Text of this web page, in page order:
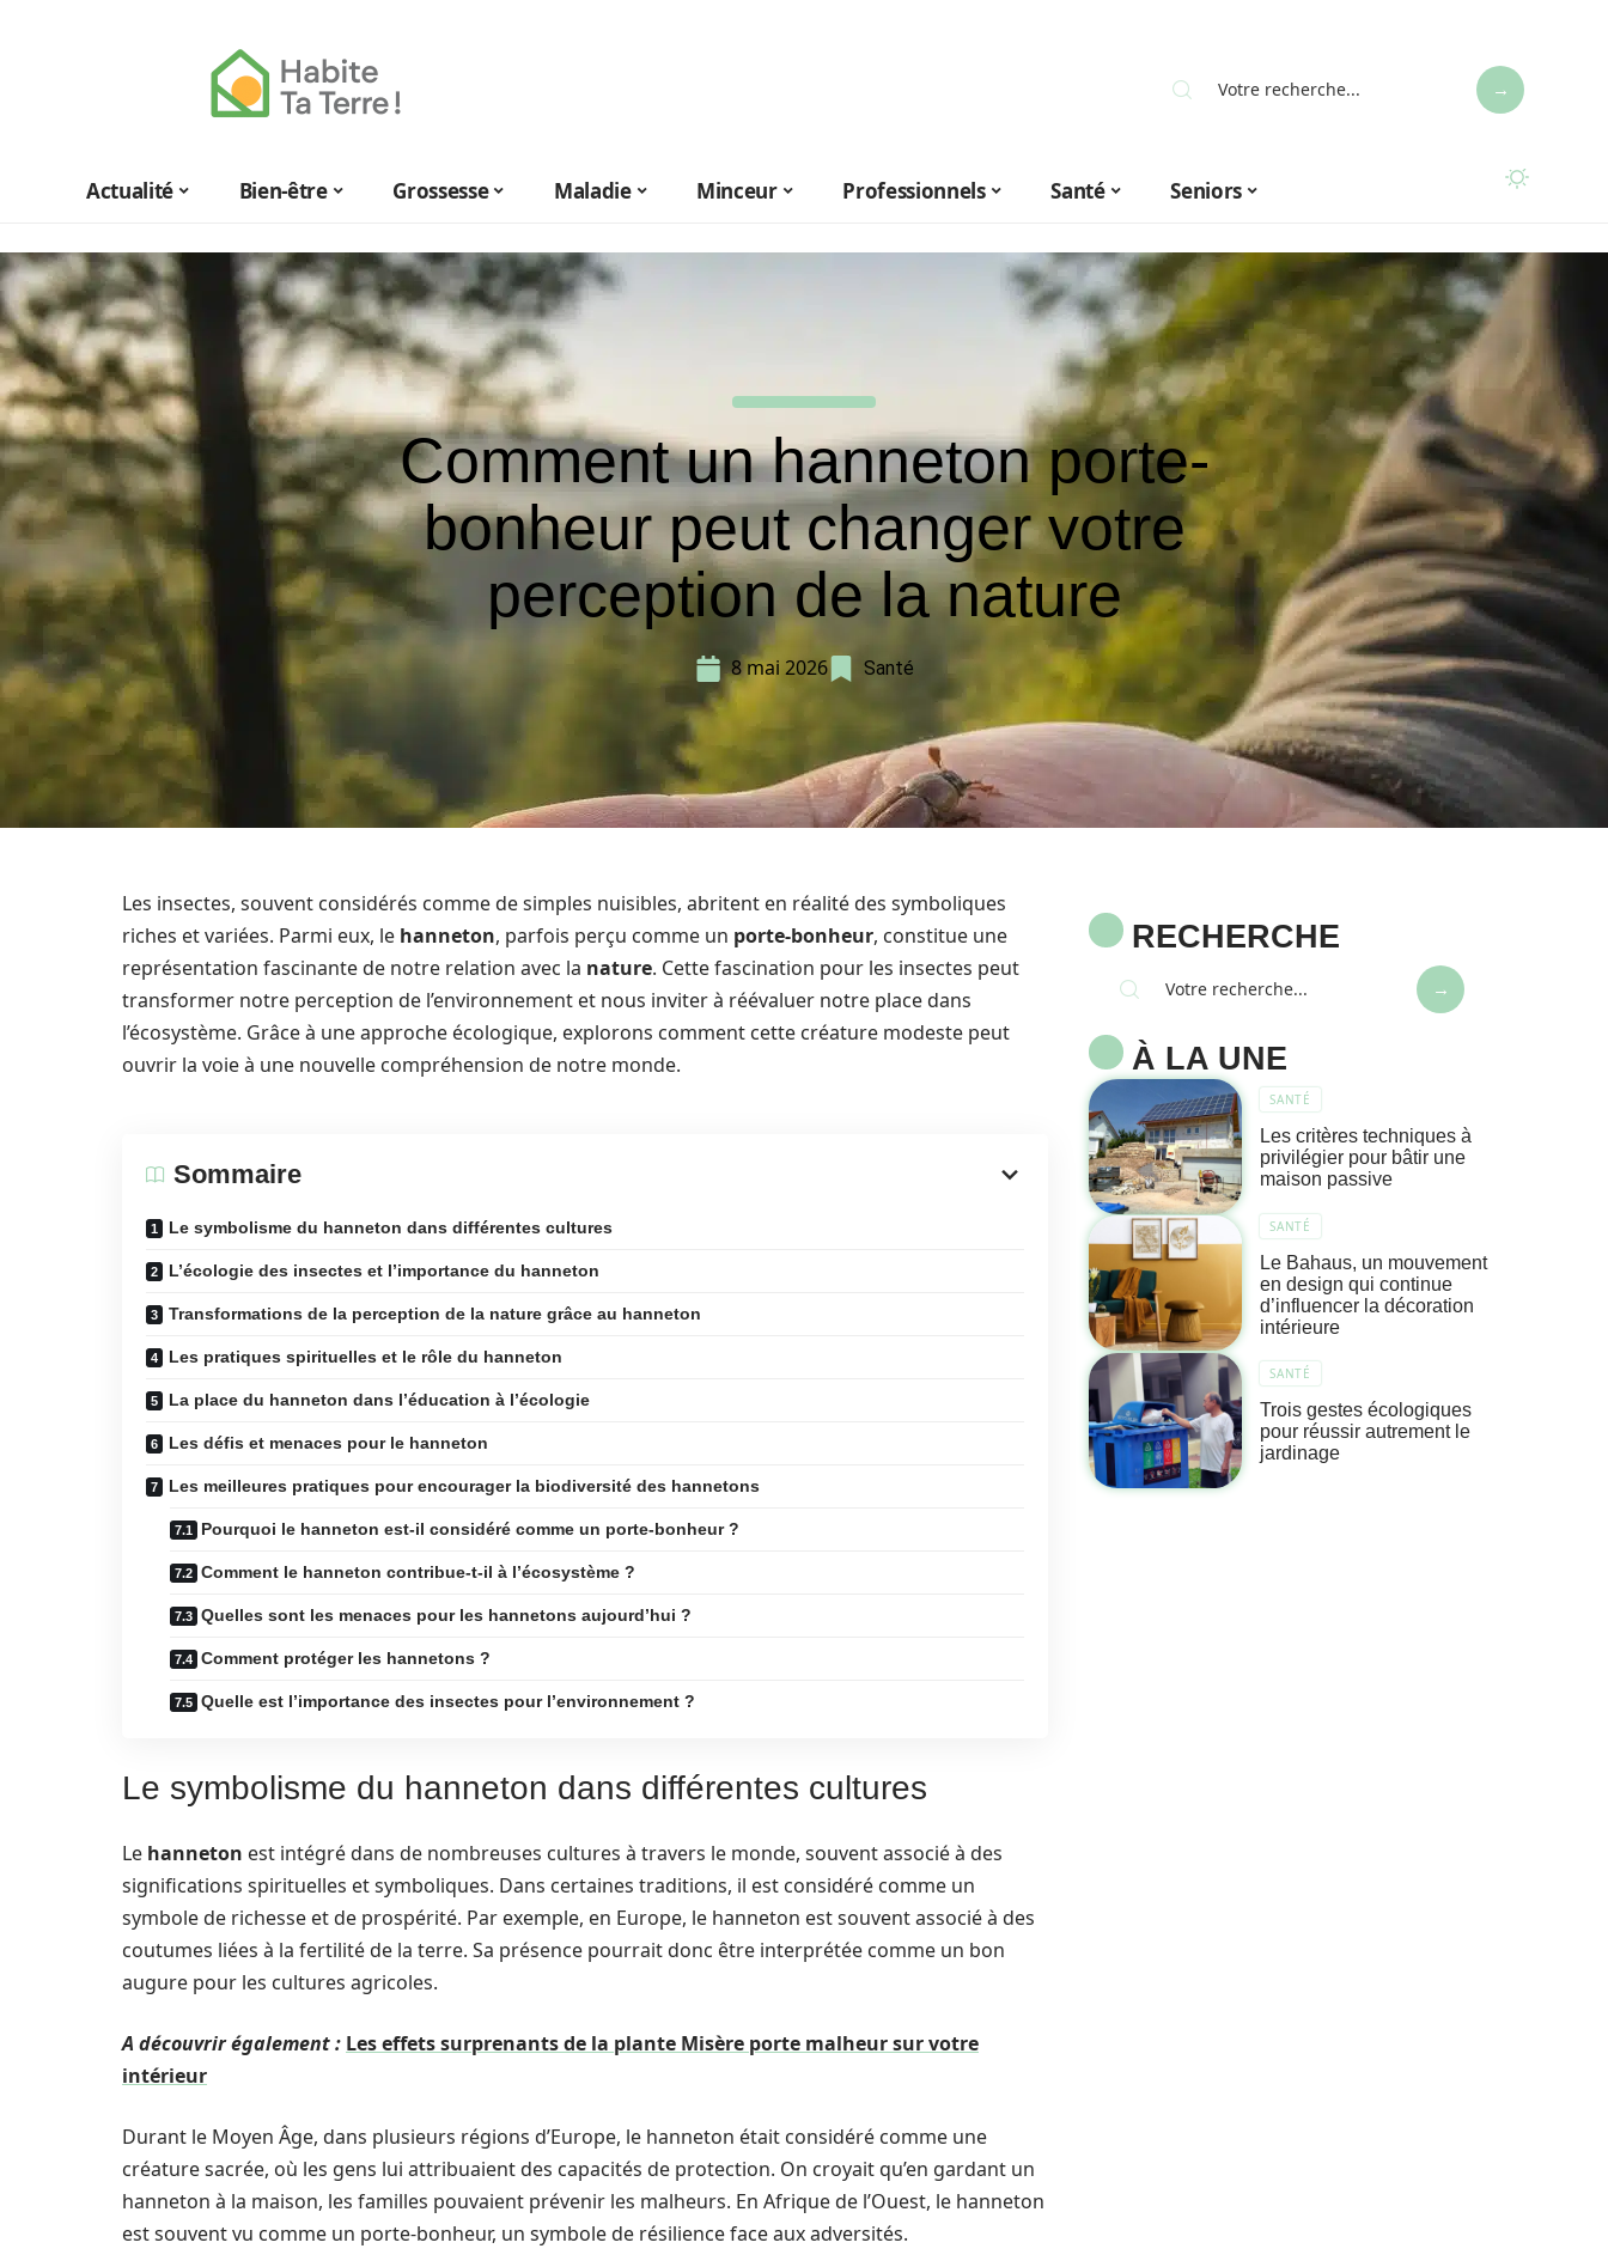
Actualité Bien-être Grossesse Maladie Minceur Professionnels Santé Seniors
Comment un hanneton porte-
bonheur peut changer votre
perception de la nature
8 mai 2026 Santé
Les insectes, souvent considérés comme de simples nuisibles, abritent en réalité des symboliques
riches et variées. Parmi eux, le hanneton, parfois perçu comme un porte-bonheur, constitue une
représentation fascinante de notre relation avec la nature. Cette fascination pour les insectes peut
transformer notre perception de l’environnement et nous inviter à réévaluer notre place dans
l’écosystème. Grâce à une approche écologique, explorons comment cette créature modeste peut
ouvrir la voie à une nouvelle compréhension de notre monde.
Sommaire
Le symbolisme du hanneton dans différentes cultures
L’écologie des insectes et l’importance du hanneton
Transformations de la perception de la nature grâce au hanneton
Les pratiques spirituelles et le rôle du hanneton
La place du hanneton dans l’éducation à l’écologie
Les défis et menaces pour le hanneton
Les meilleures pratiques pour encourager la biodiversité des hannetons
Pourquoi le hanneton est-il considéré comme un porte-bonheur ?
Comment le hanneton contribue-t-il à l’écosystème ?
Quelles sont les menaces pour les hannetons aujourd’hui ?
Comment protéger les hannetons ?
Quelle est l’importance des insectes pour l’environnement ?
Le symbolisme du hanneton dans différentes cultures
Le hanneton est intégré dans de nombreuses cultures à travers le monde, souvent associé à des
significations spirituelles et symboliques. Dans certaines traditions, il est considéré comme un
symbole de richesse et de prospérité. Par exemple, en Europe, le hanneton est souvent associé à des
coutumes liées à la fertilité de la terre. Sa présence pourrait donc être interprétée comme un bon
augure pour les cultures agricoles.
A découvrir également : Les effets surprenants de la plante Misère porte malheur sur votre
intérieur
Durant le Moyen Âge, dans plusieurs régions d’Europe, le hanneton était considéré comme une
créature sacrée, où les gens lui attribuaient des capacités de protection. On croyait qu’en gardant un
hanneton à la maison, les familles pouvaient prévenir les malheurs. En Afrique de l’Ouest, le hanneton
est souvent vu comme un porte-bonheur, un symbole de résilience face aux adversités.
RECHERCHE
À LA UNE
SANTÉ
Les critères techniques à
privilégier pour bâtir une
maison passive
SANTÉ
Le Bahaus, un mouvement
en design qui continue
d’influencer la décoration
intérieure
SANTÉ
Trois gestes écologiques
pour réussir autrement le
jardinage